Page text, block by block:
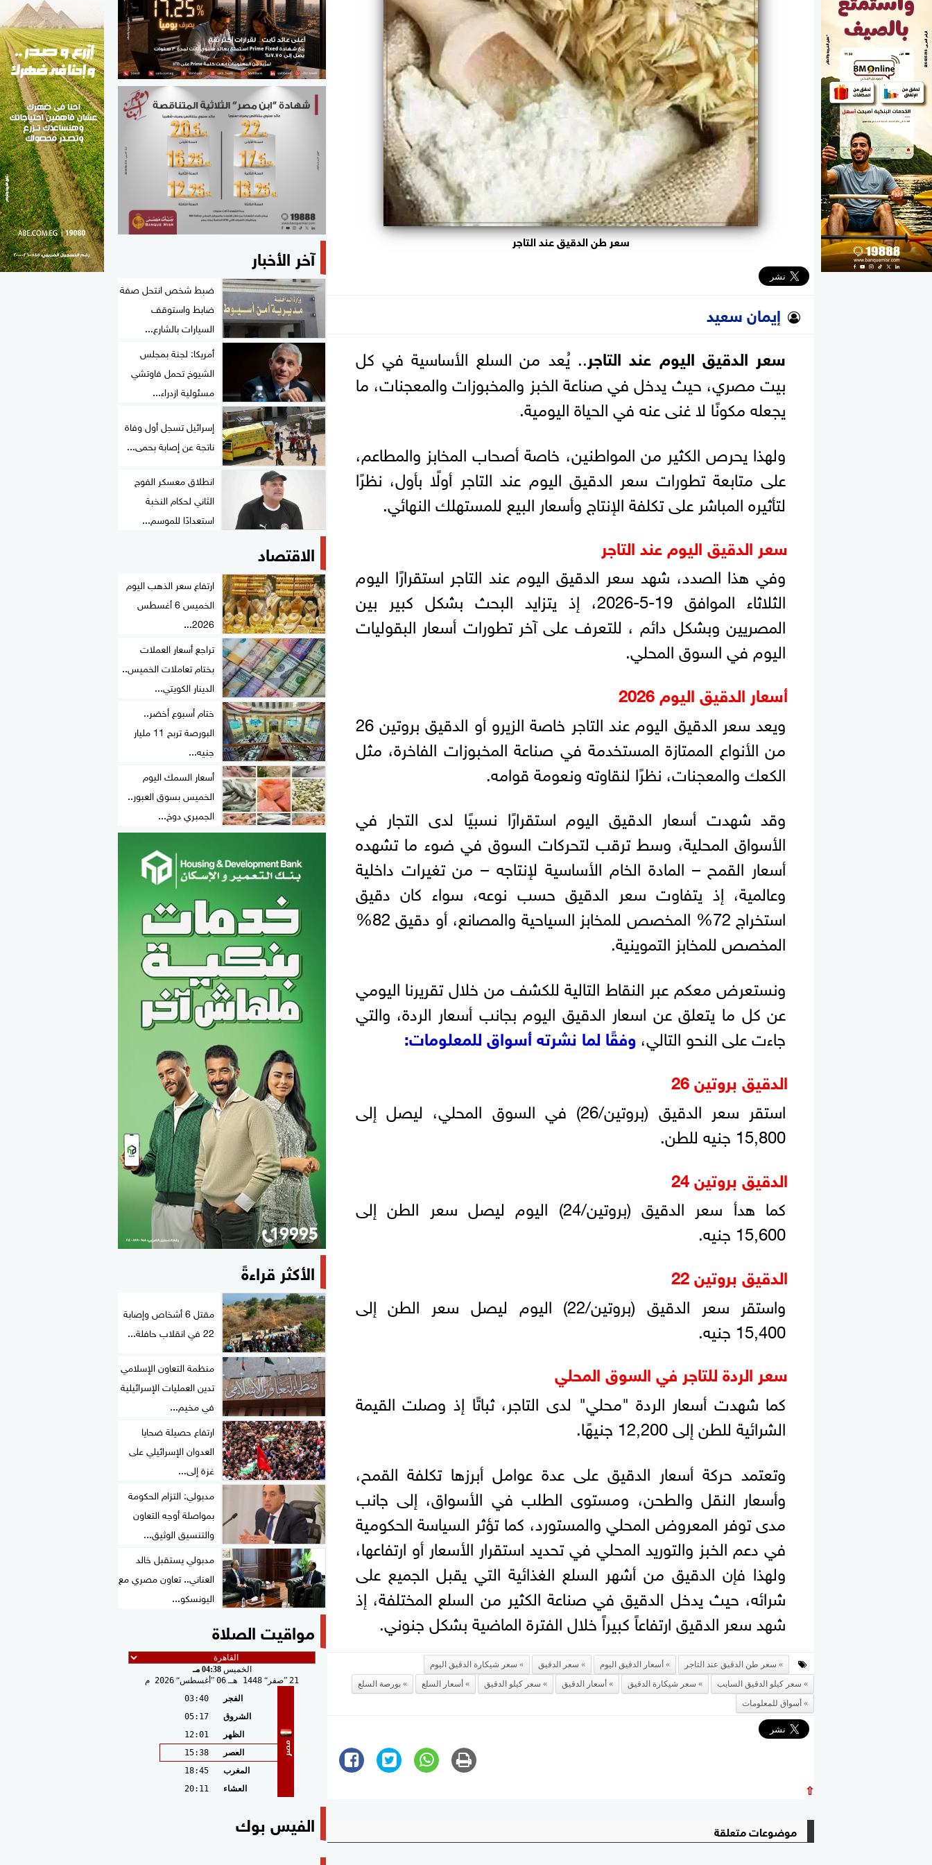
مواهب مصر
سعر طن الدقيق عند التاجر
إيمان سعيد
سعر الدقيق اليوم عند التاجر.. يُعد من السلع الأساسية في كل
بيت مصري، حيث يدخل في صناعة الخبز والمخبوزات والمعجنات، ما
يجعله مكونًا لا غنى عنه في الحياة اليومية.
ولهذا يحرص الكثير من المواطنين، خاصة أصحاب المخابز والمطاعم،
على متابعة تطورات سعر الدقيق اليوم عند التاجر أولًا بأول، نظرًا
لتأثيره المباشر على تكلفة الإنتاج وأسعار البيع للمستهلك النهائي.
سعر الدقيق اليوم عند التاجر
وفي هذا الصدد، شهد سعر الدقيق اليوم عند التاجر استقرارًا اليوم
الثلاثاء الموافق 19-5-2026، إذ يتزايد البحث بشكل كبير بين
المصريين وبشكل دائم ، للتعرف على آخر تطورات أسعار البقوليات
اليوم في السوق المحلي.
أسعار الدقيق اليوم 2026
ويعد سعر الدقيق اليوم عند التاجر خاصة الزيرو أو الدقيق بروتين 26
من الأنواع الممتازة المستخدمة في صناعة المخبوزات الفاخرة، مثل
الكعك والمعجنات، نظرًا لنقاوته ونعومة قوامه.
وقد شهدت أسعار الدقيق اليوم استقرارًا نسبيًا لدى التجار في
الأسواق المحلية، وسط ترقب لتحركات السوق في ضوء ما تشهده
أسعار القمح – المادة الخام الأساسية لإنتاجه – من تغيرات داخلية
وعالمية، إذ يتفاوت سعر الدقيق حسب نوعه، سواء كان دقيق
استخراج 72% المخصص للمخابز السياحية والمصانع، أو دقيق 82%
المخصص للمخابز التموينية.
ونستعرض معكم عبر النقاط التالية للكشف من خلال تقريرنا اليومي
عن كل ما يتعلق عن اسعار الدقيق اليوم بجانب أسعار الردة، والتي
جاءت على النحو التالي،وفقًا لما نشرته أسواق للمعلومات:
الدقيق بروتين 26
استقر سعر الدقيق (بروتين/26) في السوق المحلي، ليصل إلى
15,800 جنيه للطن.
الدقيق بروتين 24
كما هدأ سعر الدقيق (بروتين/24) اليوم ليصل سعر الطن إلى
15,600 جنيه.
الدقيق بروتين 22
واستقر سعر الدقيق (بروتين/22) اليوم ليصل سعر الطن إلى
15,400 جنيه.
سعر الردة للتاجر في السوق المحلي
كما شهدت أسعار الردة "محلي" لدى التاجر، ثباتًا إذ وصلت القيمة
الشرائية للطن إلى 12,200 جنيهًا.
وتعتمد حركة أسعار الدقيق على عدة عوامل أبرزها تكلفة القمح،
وأسعار النقل والطحن، ومستوى الطلب في الأسواق، إلى جانب
مدى توفر المعروض المحلي والمستورد، كما تؤثر السياسة الحكومية
في دعم الخبز والتوريد المحلي في تحديد استقرار الأسعار أو ارتفاعها،
ولهذا فإن الدقيق من أشهر السلع الغذائية التي يقبل الجميع على
شرائه، حيث يدخل الدقيق في صناعة الكثير من السلع المختلفة، إذ
شهد سعر الدقيق ارتفاعاً كبيراً خلال الفترة الماضية بشكل جنوني.
سعر طن الدقيق عند التاجر أسعار الدقيق اليوم سعر الدقيق
سعر شيكارة الدقيق اليوم
سعر كيلو الدقيق السايب
سعر شيكارة الدقيق أسعار الدقيق سعر كيلو الدقيق أسعار السلع
بورصة السلع
أسواق للمعلومات
⇧
موضوعات متعلقة
آخر الأخبار
ضبط شخص انتحل صفة
ضابط واستوقف
السيارات بالشارع...
أمريكا: لجنة بمجلس
الشيوخ تحمل فاوتشي
مسئولية ازدراء...
إسرائيل تسجل أول وفاة
ناتجة عن إصابة بحمى...
انطلاق معسكر الفوج
الثاني لحكام النخبة
استعدادًا للموسم...
الاقتصاد
ارتفاع سعر الذهب اليوم
الخميس 6 أغسطس
2026...
تراجع أسعار العملات
بختام تعاملات الخميس..
الدينار الكويتي...
ختام أسبوع أخضر..
البورصة تربح 11 مليار
جنيه...
أسعار السمك اليوم
الخميس بسوق العبور..
الجمبري دوخ...
الأكثر قراءةً
مقتل 6 أشخاص وإصابة
22 في انقلاب حافلة...
منظمة التعاون الإسلامي
تدين العمليات الإسرائيلية
في مخيم...
ارتفاع حصيلة ضحايا
العدوان الإسرائيلي على
غزة إلى...
مدبولي: التزام الحكومة
بمواصلة أوجه التعاون
والتنسيق الوثيق...
مدبولي يستقبل خالد
العناني.. تعاون مصري مع
اليونسكو...
مواقيت الصلاة
الخميس04:38 مـ
21 صفر 1448 هـ 06 أغسطس 2026 م
مصر
الفجر
03:40
الشروق
05:17
الظهر
12:01
العصر
15:38
المغرب
18:45
العشاء
20:11
الفيس بوك